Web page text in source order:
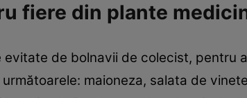
fiere din plante
de bolnavii de colecist, pentru
maioneza, salata de